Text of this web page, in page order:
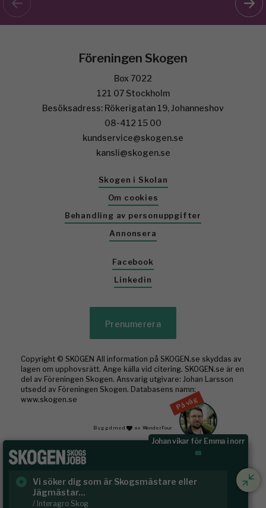
På väg
Johan vikar för Emma i norr
Rundvirke Skog söker virkesutsynare till
Hälsing...
/ Rundvirke Skog
Föreningen Skogen
Box 7022
121 07 Stockholm
Besöksadress: Rökerigatan 19, Johanneshov
08-412 15 00
kundservice@skogen.se
kansli@skogen.se
Skogen i Skolan
Om cookies
Behandling av personuppgifter
Annonsera
Facebook
Linkedin
Prenumerera
Copyright © SKOGEN All information på SKOGEN.se skyddas av
lagen om upphovsrätt. Ange källa vid citering. SKOGEN.se är en
del av Föreningen Skogen. Ansvarig utgivare: Johan Larsson
utsedd av Föreningen Skogen. Databasens namn:
www.skogen.se
Byggd med av WonderFour